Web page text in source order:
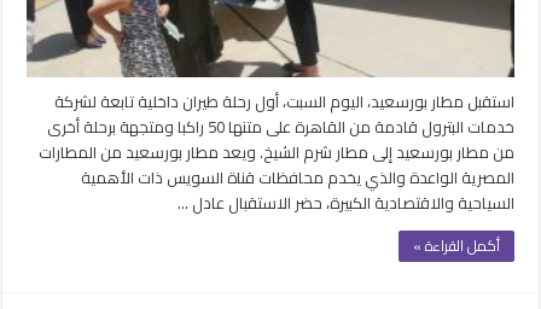
مغلقة
استقبل مطار بورسعيد، اليوم السبت، أول رحلة طيران داخلية تابعة لشركة
خدمات البترول قادمة من القاهرة على متنها 50 راكبا ومتجهة برحلة أخرى
من مطار بورسعيد إلى مطار شرم الشيخ. ويعد مطار بورسعيد من المطارات
المصرية الواعدة والذي يخدم محافظات قناة السويس ذات الأهمية
السياحية والاقتصادية الكبيرة، حضر الاستقبال عادل …
أكمل القراءة »